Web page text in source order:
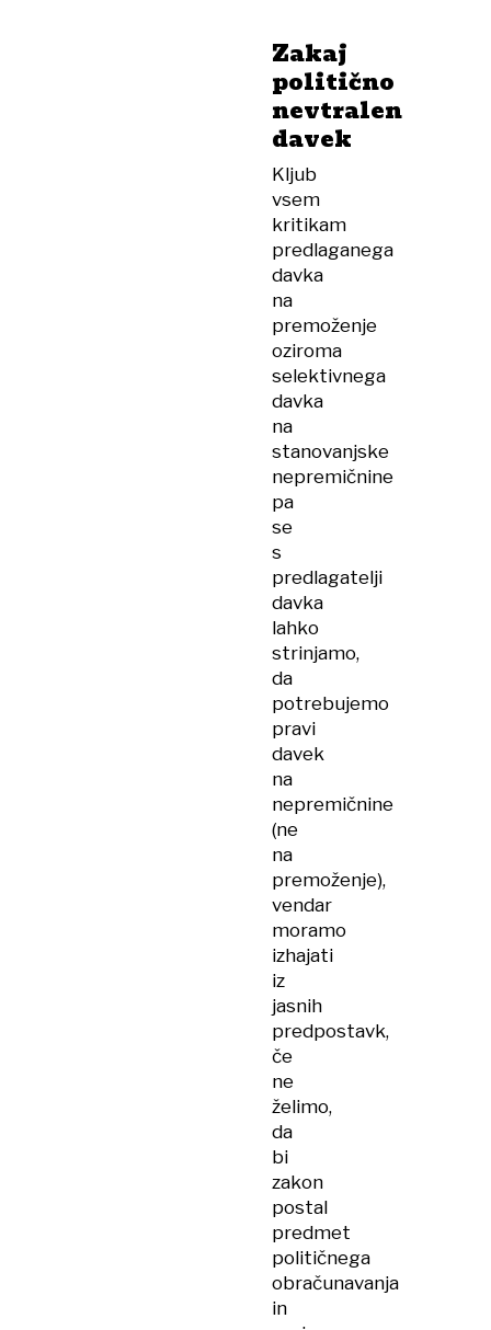
ali
prinese
več
težav?
Zakaj
politično
nevtralen
davek
Kljub
vsem
kritikam
predlaganega
davka
na
premoženje
oziroma
selektivnega
davka
na
stanovanjske
nepremičnine
pa
se
s
predlagatelji
davka
lahko
strinjamo,
da
potrebujemo
pravi
davek
na
nepremičnine
(ne
na
premoženje),
vendar
moramo
izhajati
iz
jasnih
predpostavk,
če
ne
želimo,
da
bi
zakon
postal
predmet
političnega
obračunavanja
in